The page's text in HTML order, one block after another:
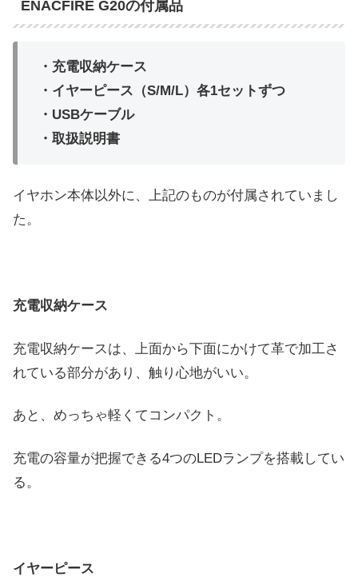
ENACFIRE G20の付属品
・充電収納ケース
・イヤーピース（S/M/L）各1セットずつ
・USBケーブル
・取扱説明書
イヤホン本体以外に、上記のものが付属されていまし
た。
充電収納ケース
充電収納ケースは、上面から下面にかけて革で加工さ
れている部分があり、触り心地がいい。
あと、めっちゃ軽くてコンパクト。
充電の容量が把握できる4つのLEDランプを搭載してい
る。
イヤーピース